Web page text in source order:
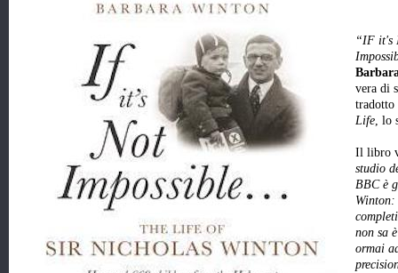
“IF it's
vera di
Life, lo
Il libro
studio
BBC è
Winton:
non sa
ormai